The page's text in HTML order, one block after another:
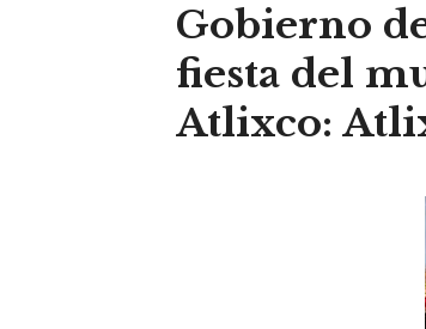
Gobierno
fiesta del
Atlixco: